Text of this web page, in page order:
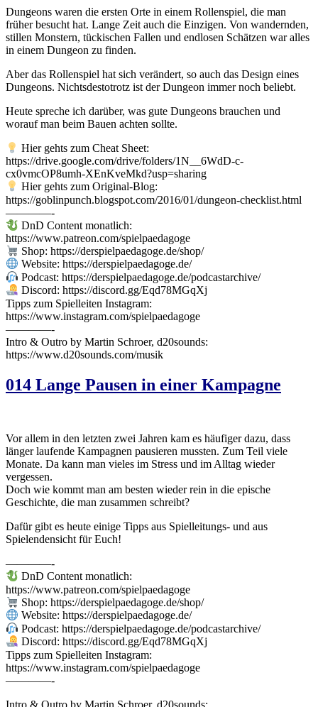
Dungeons waren die ersten Orte in einem Rollenspiel, die man
früher besucht hat. Lange Zeit auch die Einzigen. Von wandernden,
stillen Monstern, tückischen Fallen und endlosen Schätzen war alles
in einem Dungeon zu finden.
Aber das Rollenspiel hat sich verändert, so auch das Design eines
Dungeons. Nichtsdestotrotz ist der Dungeon immer noch beliebt.
Heute spreche ich darüber, was gute Dungeons brauchen und
worauf man beim Bauen achten sollte.
Hier gehts zum Cheat Sheet:
https://drive.google.com/drive/folders/1N__6WdD-c-
cx0vmcOP8umh-XEnKveMkd?usp=sharing
Hier gehts zum Original-Blog:
https://goblinpunch.blogspot.com/2016/01/dungeon-checklist.html
————-
DnD Content monatlich:
https://www.patreon.com/spielpaedagoge
Shop: https://derspielpaedagoge.de/shop/
Website: https://derspielpaedagoge.de/
Podcast: https://derspielpaedagoge.de/podcastarchive/
Discord: https://discord.gg/Eqd78MGqXj
Tipps zum Spielleiten Instagram:
https://www.instagram.com/spielpaedagoge
————-
Intro & Outro by Martin Schroer, d20sounds:
https://www.d20sounds.com/musik
014 Lange Pausen in einer Kampagne
Vor allem in den letzten zwei Jahren kam es häufiger dazu, dass
länger laufende Kampagnen pausieren mussten. Zum Teil viele
Monate. Da kann man vieles im Stress und im Alltag wieder
vergessen.
Doch wie kommt man am besten wieder rein in die epische
Geschichte, die man zusammen schreibt?
Dafür gibt es heute einige Tipps aus Spielleitungs- und aus
Spielendensicht für Euch!
————-
DnD Content monatlich:
https://www.patreon.com/spielpaedagoge
Shop: https://derspielpaedagoge.de/shop/
Website: https://derspielpaedagoge.de/
Podcast: https://derspielpaedagoge.de/podcastarchive/
Discord: https://discord.gg/Eqd78MGqXj
Tipps zum Spielleiten Instagram:
https://www.instagram.com/spielpaedagoge
————-
Intro & Outro by Martin Schroer, d20sounds: